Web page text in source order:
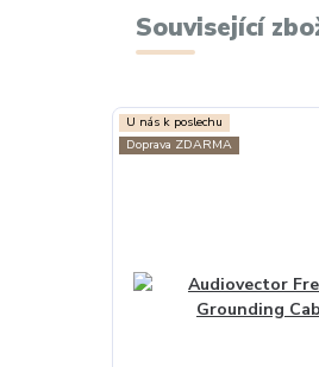
Související
U nás k poslechu
Doprava ZDARMA